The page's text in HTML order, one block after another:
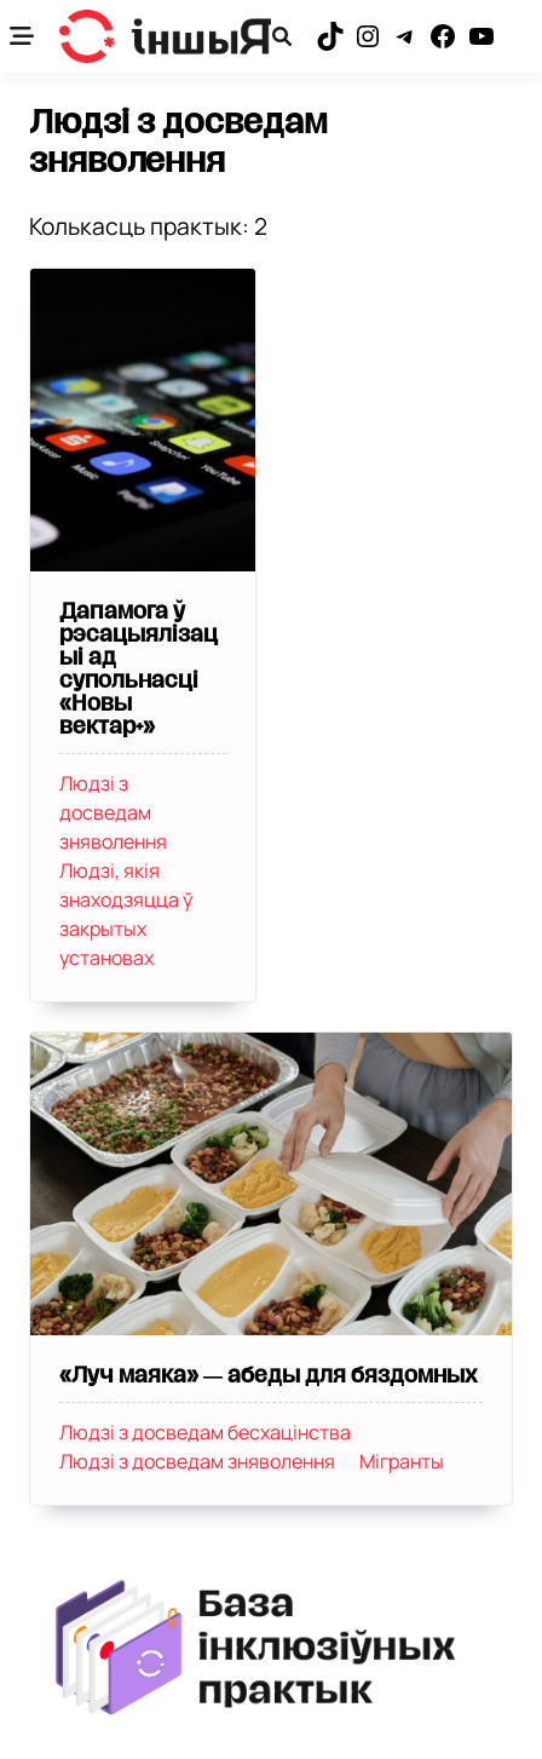
to
Людзі з досведам
зняволення
Колькасць практык: 2
Дапамога ў
рэсацыялізац
ыі ад
супольнасці
«Новы
вектар+»
Людзі з
досведам
зняволення
Людзі, якія
знаходзяцца ў
закрытых
установах
«Луч маяка» ― абеды для бяздомных
Людзі з досведам бесхацінства
Людзі з досведам зняволення
Мігранты